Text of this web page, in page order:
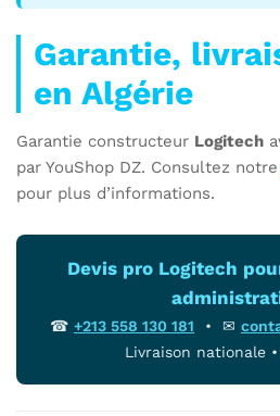
Garantie,
en Algérie
Garantie constructeur Logitech
par YouShop DZ. Consultez notre
pour plus d’informations.
Devis pro Logitech
☎ +213 558 130 181 • ✉
Livraison nationale